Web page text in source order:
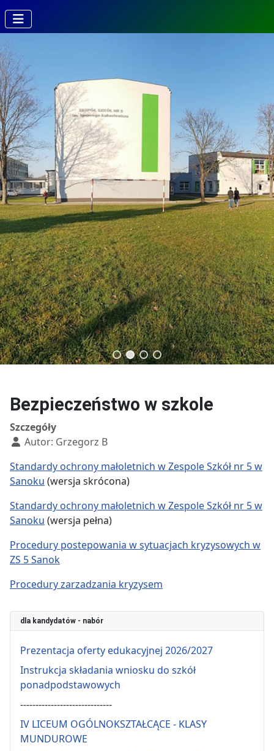
Kierunki w
Technikum
Technik fotografii i
multimediów
Technik budownictwa
Technik usług fryzjerskich
Bezpieczeństwo w szkole
Szczegóły
Autor: Grzegorz B
Standardy ochrony małoletnich w Zespole Szkół nr 5 w
Sanoku (wersja skrócona)
Standardy ochrony małoletnich w Zespole Szkół nr 5 w
Sanoku (wersja pełna)
Procedury postepowania w sytuacjach kryzysowych w
ZS 5 Sanok
Procedury zarzadzania kryzysem
dla kandydatów - nabór
Prezentacja oferty edukacyjnej 2026/2027
Instrukcja składania wniosku do szkół
ponadpodstawowych
------------------------------
IV LICEUM OGÓLNOKSZTAŁCĄCE - KLASY
MUNDUROWE